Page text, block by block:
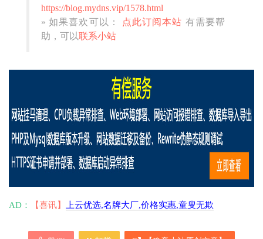
https://blog.mydns.vip/1578.html
» 如果喜欢可以：
点此订阅本站 有需要帮
助，可以联系小站
AD： 【喜讯】 上云优选,名牌大厂,价格实惠,童叟无欺